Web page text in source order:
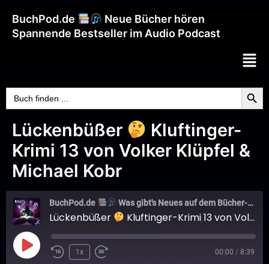
BuchPod.de
Neue Bücher hören
Spannende Bestseller im Audio Podcast
Search
for:
Lückenbüßer
Kluftinger-
Krimi 13 von Volker Klüpfel &
Michael Kobr
BuchPod.de Was gibt's Neues auf dem Bücher-Markt?
Lückenbüßer Kluftinger-Krimi 13 von Volker Klüpfel & Michael Kobr
1x 00:00 / 8:39